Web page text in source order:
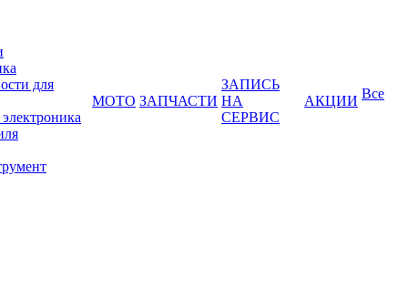
для
МОТО ЗАПЧАСТИ
ЗАПИСЬ
НА
СЕРВИС
АКЦИИ Все